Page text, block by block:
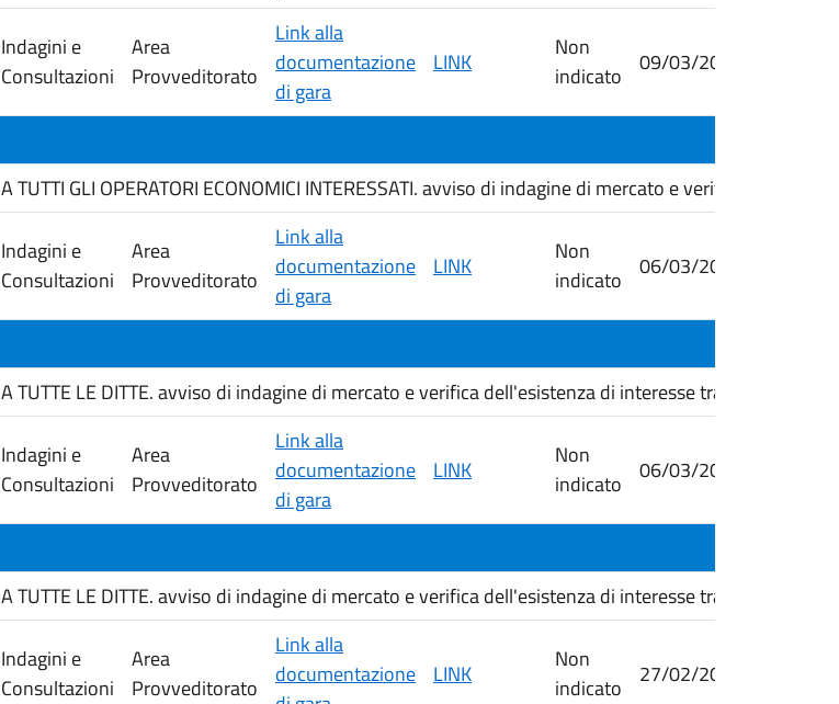
Indagini e
Consultazioni
Area
Provveditorato
Link alla
documentazione
di gara
LINK
Non
indicato
09/03/2026
A TUTTI GLI OPERATORI ECONOMICI INTERESSATI. avviso di indagine di mercato e verifica
Indagini e
Consultazioni
Area
Provveditorato
Link alla
documentazione
di gara
LINK
Non
indicato
06/03/2026
A TUTTE LE DITTE. avviso di indagine di mercato e verifica dell'esistenza di interesse transfrontali...
Indagini e
Consultazioni
Area
Provveditorato
Link alla
documentazione
di gara
LINK
Non
indicato
06/03/2026
A TUTTE LE DITTE. avviso di indagine di mercato e verifica dell'esistenza di interesse transfrontali...
Indagini e
Consultazioni
Area
Provveditorato
Link alla
documentazione
LINK
Non
indicato
27/02/2026